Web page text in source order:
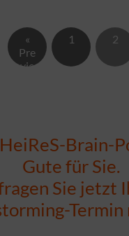
«
Pre
vio
1 2
Brain-
Gute für Sie.
Sie jetzt
Termin